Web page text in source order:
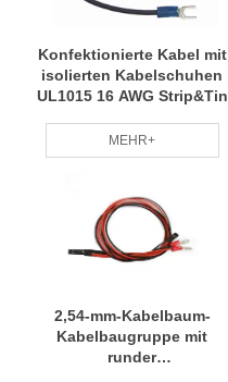
Konfektionierte Kabel mit
isolierten Kabelschuhen
UL1015 16 AWG Strip&Tin
MEHR+
2,54-mm-Kabelbaum-
Kabelbaugruppe mit
runder